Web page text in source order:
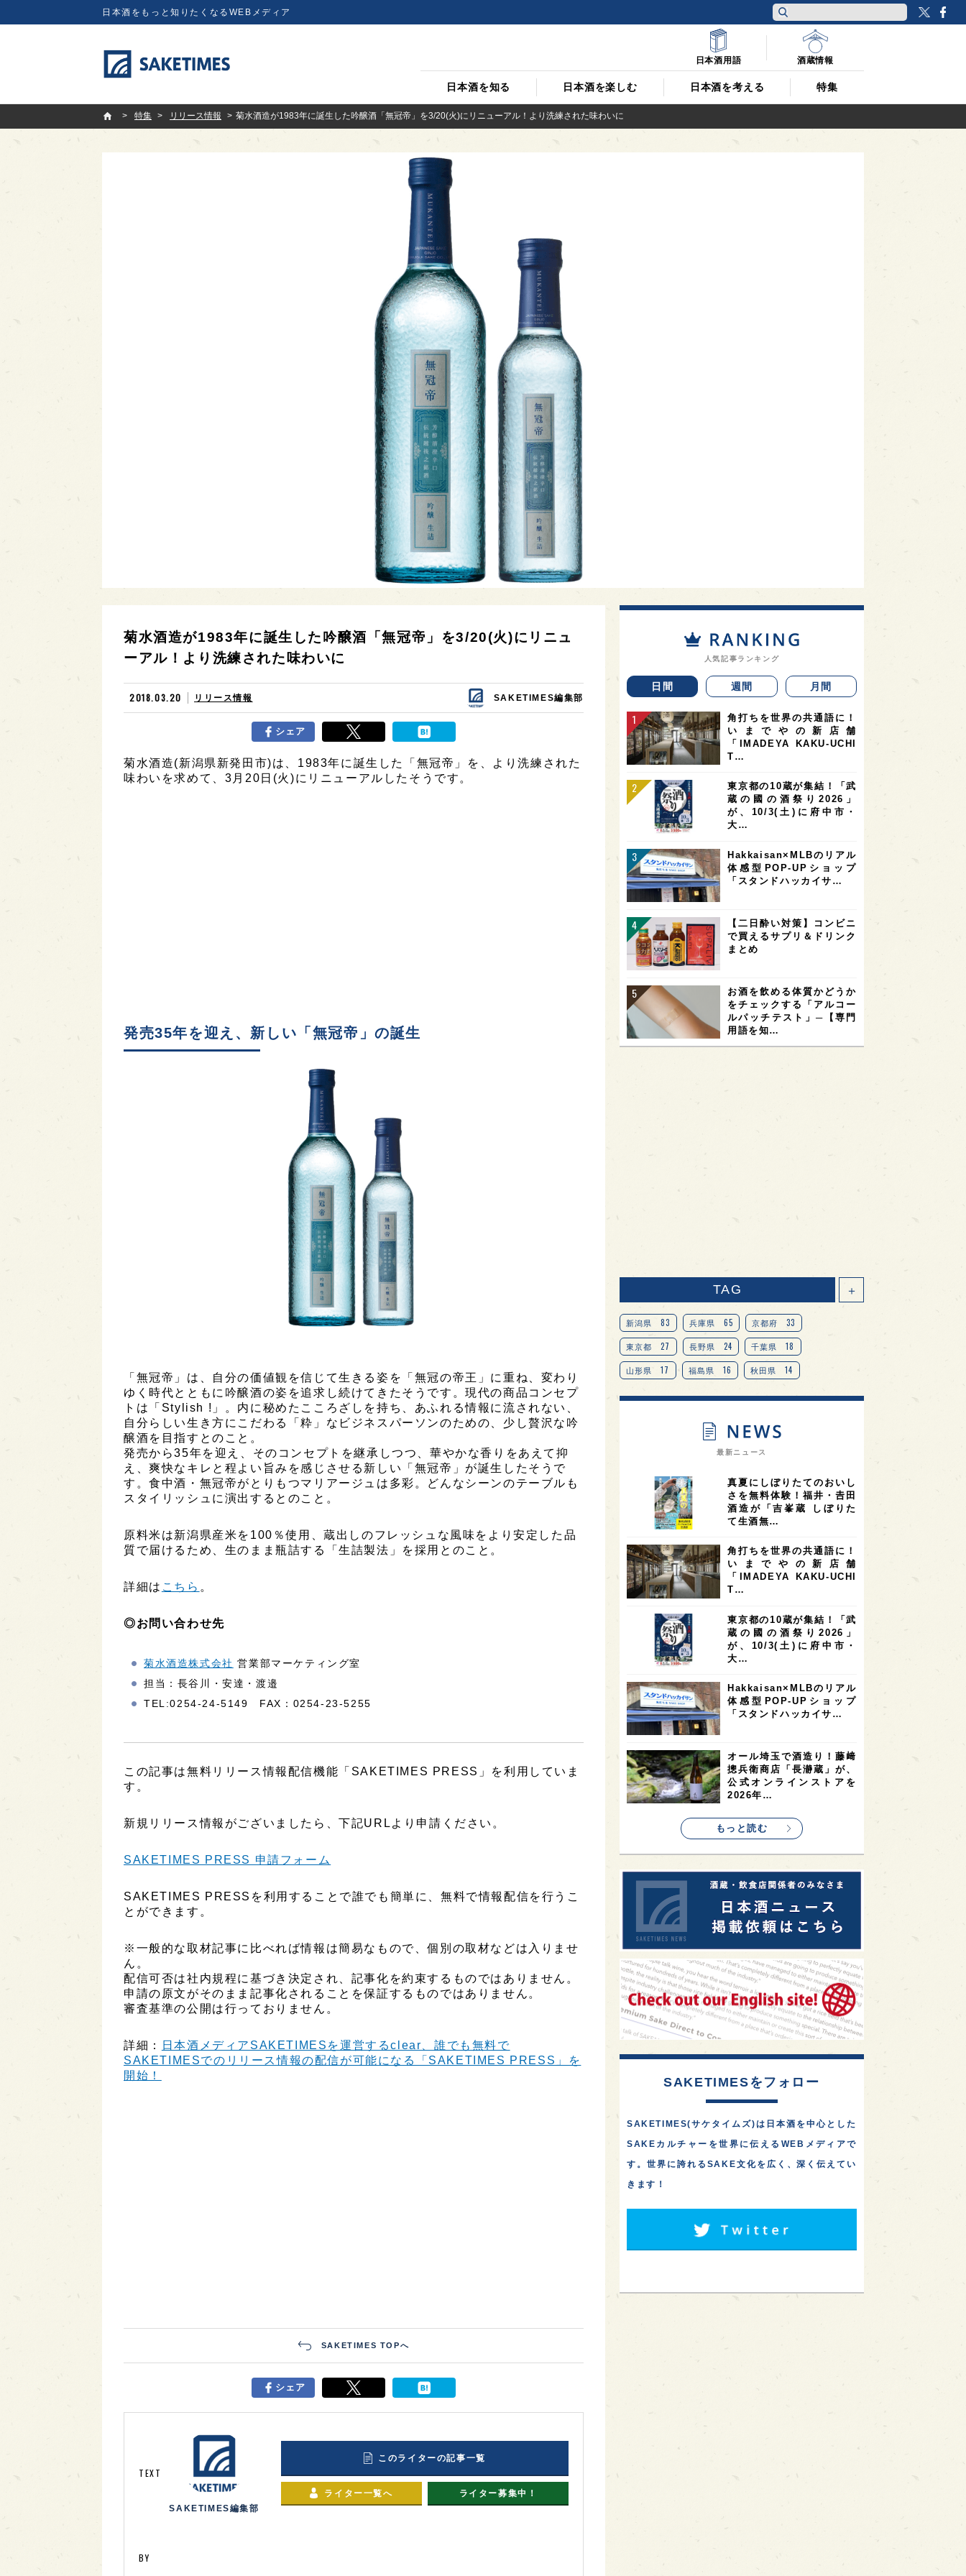
日本酒をもっと知りたくなるWEBメディア
日本酒を知る 日本酒を楽しむ 日本酒を考える 特集
日本酒用語 酒蔵情報
SAKETIMES
特集
リリース情報 菊水酒造が1983年に誕生した吟醸酒「無冠帝」を3/20(火)にリニューアル！より洗練された味わいに
菊水酒造が1983年に誕生した吟醸酒「無冠帝」を3/20(火)にリニュ
ーアル！より洗練された味わいに
2018.03.20 リリース情報 SAKETIMES編集部
シェア
菊水酒造(新潟県新発田市)は、1983年に誕生した「無冠帝」を、より洗練された
味わいを求めて、3月20日(火)にリニューアルしたそうです。
発売35年を迎え、新しい「無冠帝」の誕生
「無冠帝」は、自分の価値観を信じて生きる姿を「無冠の帝王」に重ね、変わり
ゆく時代とともに吟醸酒の姿を追求し続けてきたそうです。現代の商品コンセプ
トは「Stylish !」。内に秘めたこころざしを持ち、あふれる情報に流されない、
自分らしい生き方にこだわる「粋」なビジネスパーソンのための、少し贅沢な吟
醸酒を目指すとのこと。
発売から35年を迎え、そのコンセプトを継承しつつ、華やかな香りをあえて抑
え、爽快なキレと程よい旨みを感じさせる新しい「無冠帝」が誕生したそうで
す。食中酒・無冠帝がとりもつマリアージュは多彩。どんなシーンのテーブルも
スタイリッシュに演出するとのこと。
原料米は新潟県産米を100％使用、蔵出しのフレッシュな風味をより安定した品
質で届けるため、生のまま瓶詰する「生詰製法」を採用とのこと。
詳細は こちら 。
◎お問い合わせ先
菊水酒造株式会社 営業部マーケティング室
担当：長谷川・安達・渡邉
TEL:0254-24-5149 FAX：0254-23-5255
この記事は無料リリース情報配信機能「SAKETIMES PRESS」を利用していま
す。
新規リリース情報がございましたら、下記URLより申請ください。
SAKETIMES PRESS 申請フォーム
SAKETIMES PRESSを利用することで誰でも簡単に、無料で情報配信を行うこ
とができます。
※一般的な取材記事に比べれば情報は簡易なもので、個別の取材などは入りませ
ん。
配信可否は社内規程に基づき決定され、記事化を約束するものではありません。
申請の原文がそのまま記事化されることを保証するものではありません。
審査基準の公開は行っておりません。
詳細：
日本酒メディアSAKETIMESを運営するclear、誰でも無料で
SAKETIMESでのリリース情報の配信が可能になる「SAKETIMES PRESS」を
開始！
SAKETIMES TOPへ
シェア
TEXT
BY
SAKETIMES編集部
このライターの記事一覧
ライター一覧へ ライター募集中！
人気記事ランキング
日間 週間 月間
角打ちを世界の共通語に！
いまでやの新店舗
「IMADEYA KAKU-UCHI
T…
東京都の10蔵が集結！「武
蔵の國の酒祭り2026」
が、10/3(土)に府中市・
大…
Hakkaisan×MLBのリアル
体感型POP-UPショップ
「スタンドハッカイサ…
【二日酔い対策】コンビニ
で買えるサプリ＆ドリンク
まとめ
お酒を飲める体質かどうか
をチェックする「アルコー
ルパッチテスト」─【専門
用語を知…
TAG ＋
新潟県 83 兵庫県 65 京都府 33
東京都 27 長野県 24 千葉県 18
山形県 17 福島県 16 秋田県 14
愛知県 14 宮城県 14 岐阜県 13
オピニオンリーダーの視点 9
7 奈良県 滋賀県 7 和歌山県 6
6 フランス 6 高知県 5 島根県 5
山口県 4 アメリカ 4 神奈川県 4
大分県 4 三重県 3 3 3
オーストラリア 台湾 2 アジア
SAKEの時代を生きる 1
全蔵めぐり 1 シンガポール 1 カナダ 1
1 熊本県 1
イギリス 1 ノルウェー 新宿区 1
歌舞伎町 1 沖縄県 1 鳥取県 1
saketimes_image_4 1
最新ニュース
真夏にしぼりたてのおいし
さを無料体験！福井・𠮷田
酒造が「吉峯蔵 しぼりた
て生酒無…
角打ちを世界の共通語に！
いまでやの新店舗
「IMADEYA KAKU-UCHI
T…
東京都の10蔵が集結！「武
蔵の國の酒祭り2026」
が、10/3(土)に府中市・
大…
Hakkaisan×MLBのリアル
体感型POP-UPショップ
「スタンドハッカイサ…
オール埼玉で酒造り！藤﨑
摠兵衛商店「長瀞蔵」が、
公式オンラインストアを
2026年…
もっと読む
SAKETIMESをフォロー
SAKETIMES(サケタイムズ)は日本酒を中心とした
SAKEカルチャーを世界に伝えるWEBメディアで
す。世界に誇れるSAKE文化を広く、深く伝えてい
きます！